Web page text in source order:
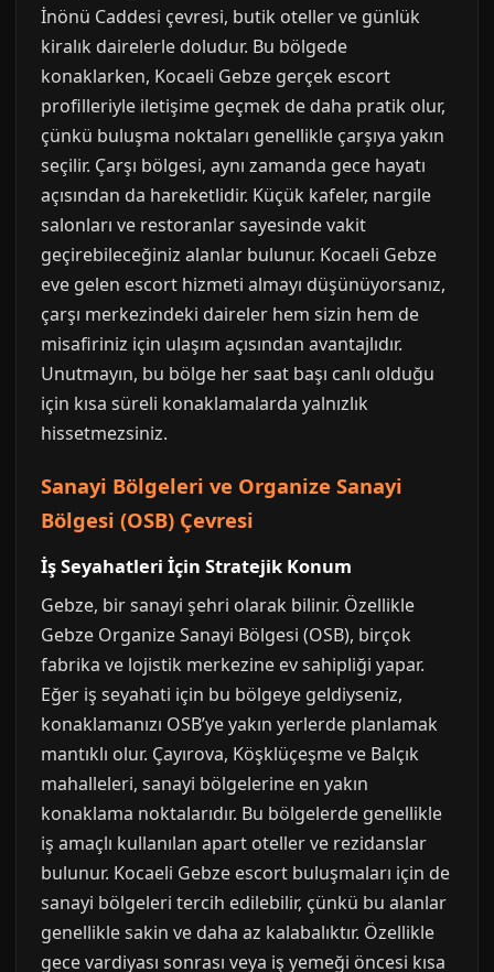
İnönü Caddesi çevresi, butik oteller ve günlük
kiralık dairelerle doludur. Bu bölgede
konaklarken, Kocaeli Gebze gerçek escort
profilleriyle iletişime geçmek de daha pratik olur,
çünkü buluşma noktaları genellikle çarşıya yakın
seçilir. Çarşı bölgesi, aynı zamanda gece hayatı
açısından da hareketlidir. Küçük kafeler, nargile
salonları ve restoranlar sayesinde vakit
geçirebileceğiniz alanlar bulunur. Kocaeli Gebze
eve gelen escort hizmeti almayı düşünüyorsanız,
çarşı merkezindeki daireler hem sizin hem de
misafiriniz için ulaşım açısından avantajlıdır.
Unutmayın, bu bölge her saat başı canlı olduğu
için kısa süreli konaklamalarda yalnızlık
hissetmezsiniz.
Sanayi Bölgeleri ve Organize Sanayi
Bölgesi (OSB) Çevresi
İş Seyahatleri İçin Stratejik Konum
Gebze, bir sanayi şehri olarak bilinir. Özellikle
Gebze Organize Sanayi Bölgesi (OSB), birçok
fabrika ve lojistik merkezine ev sahipliği yapar.
Eğer iş seyahati için bu bölgeye geldiyseniz,
konaklamanızı OSB’ye yakın yerlerde planlamak
mantıklı olur. Çayırova, Köşklüçeşme ve Balçık
mahalleleri, sanayi bölgelerine en yakın
konaklama noktalarıdır. Bu bölgelerde genellikle
iş amaçlı kullanılan apart oteller ve rezidanslar
bulunur. Kocaeli Gebze escort buluşmaları için de
sanayi bölgeleri tercih edilebilir, çünkü bu alanlar
genellikle sakin ve daha az kalabalıktır. Özellikle
gece vardiyası sonrası veya iş yemeği öncesi kısa